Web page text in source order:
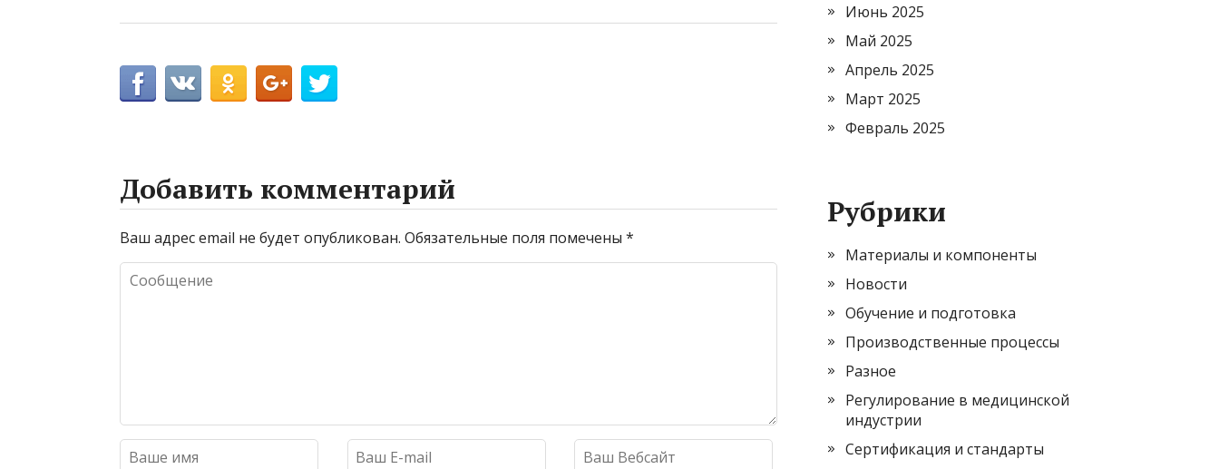
Добавить комментарий
Ваш адрес email не будет опубликован. Обязательные поля помечены *
Июнь 2025
Май 2025
Апрель 2025
Март 2025
Февраль 2025
Рубрики
Материалы и компоненты
Новости
Обучение и подготовка
Производственные процессы
Разное
Регулирование в медицинской
индустрии
Сертификация и стандарты